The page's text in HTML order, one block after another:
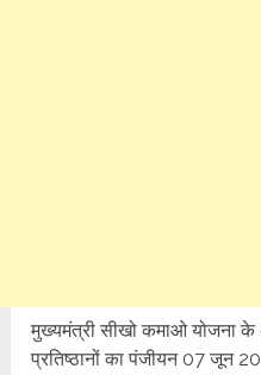
मुख्यमंत्री सीखो कमाओ योजना के
प्रतिष्ठानों का पंजीयन 07 जून